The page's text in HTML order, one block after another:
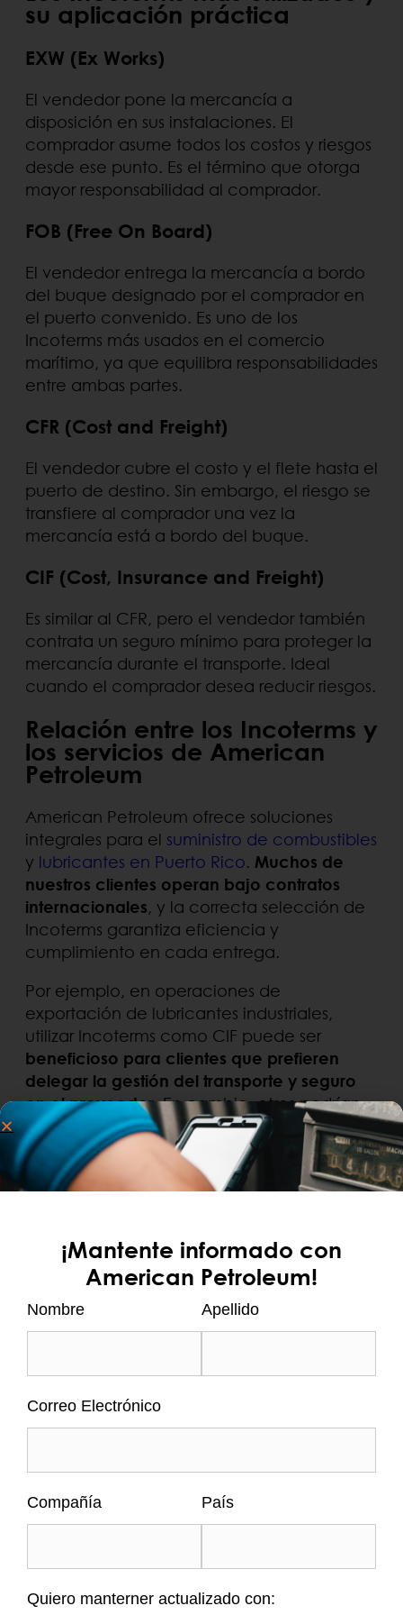
su aplicación práctica
EXW (Ex Works)
El vendedor pone la mercancía a
disposición en sus instalaciones. El
comprador asume todos los costos y riesgos
desde ese punto. Es el término que otorga
mayor responsabilidad al comprador.
FOB (Free On Board)
El vendedor entrega la mercancía a bordo
del buque designado por el comprador en
el puerto convenido. Es uno de los
Incoterms más usados en el comercio
marítimo, ya que equilibra responsabilidades
entre ambas partes.
CFR (Cost and Freight)
El vendedor cubre el costo y el flete hasta el
puerto de destino. Sin embargo, el riesgo se
transfiere al comprador una vez la
mercancía está a bordo del buque.
CIF (Cost, Insurance and Freight)
Es similar al CFR, pero el vendedor también
contrata un seguro mínimo para proteger la
mercancía durante el transporte. Ideal
cuando el comprador desea reducir riesgos.
Relación entre los Incoterms y
los servicios de American
Petroleum
American Petroleum ofrece soluciones
integrales para el suministro de combustibles
y lubricantes en Puerto Rico. Muchos de
nuestros clientes operan bajo contratos
internacionales, y la correcta selección de
Incoterms garantiza eficiencia y
cumplimiento en cada entrega.
Por ejemplo, en operaciones de
exportación de lubricantes industriales,
utilizar Incoterms como CIF puede ser
beneficioso para clientes que prefieren
delegar la gestión del transporte y seguro
en el proveedor. En cambio, otros podrían
optar por EXW si ya disponen de operadores
logísticos de confianza.
Desde laentrega de diéselen instalaciones
permite a American Petroleum coordinar
mejor sus envíos y ofrecer un servicio
adaptado
a las necesidades logísticas de
Tarjeta de flota de crédito o prepago:
¿cuál conviene más a empresas?
Aceite 15W40 CK-4 de motor para
.
¡Mantente informado con
American Petroleum!
Nombre Apellido
Correo Electrónico
Compañía País
Quiero manterner actualizado con: